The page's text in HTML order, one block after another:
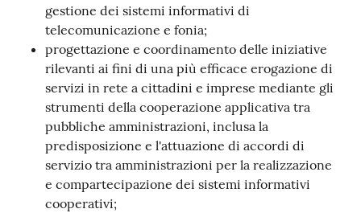
gestione dei sistemi informativi di
telecomunicazione e fonia;
progettazione e coordinamento delle iniziative
rilevanti ai fini di una più efficace erogazione di
servizi in rete a cittadini e imprese mediante gli
strumenti della cooperazione applicativa tra
pubbliche amministrazioni, inclusa la
predisposizione e l'attuazione di accordi di
servizio tra amministrazioni per la realizzazione
e compartecipazione dei sistemi informativi
cooperativi;